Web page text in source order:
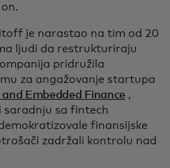
je narastao na tim od 20
ljudi da restrukturiraju
pridružila
za angažovanje startupa
Embedded Finance ,
saradnju sa fintech
finansijske
zadržali kontrolu nad